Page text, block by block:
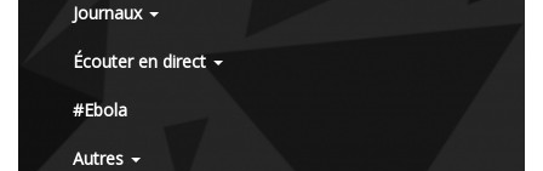
Journaux
Écouter en direct
#Ebola
Autres